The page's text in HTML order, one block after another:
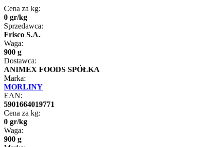
Cena za kg:
0 gr/kg
Sprzedawca:
Frisco S.A.
Waga:
900 g
Dostawca:
ANIMEX FOODS SPÓŁKA
Marka:
MORLINY
EAN:
5901664019771
Cena za kg:
0 gr/kg
Waga:
900 g